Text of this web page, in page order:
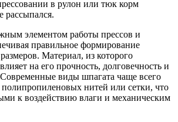
в рулон или тюк корм
рассыпался.
элементом работы прессов и
правильное формирование
Материал, из которого
на его прочность, долговечность и
виды шпагата чаще всего
полипропиленовых нитей или сетки, что
к воздействию влаги и механическим